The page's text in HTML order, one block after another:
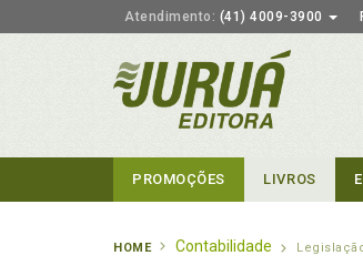
Atendimento: (41) 4009-3900
PROMOÇÕES LIVROS
HOME Contabilidade